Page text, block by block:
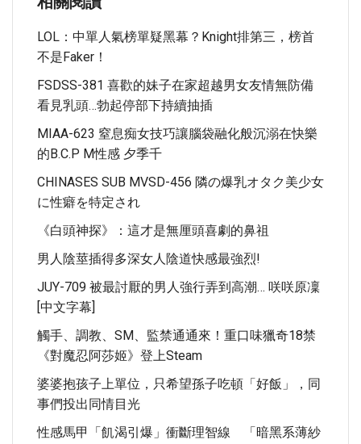
LOL：中單人氣榜單疑黑幕？Knight排第三，榜首
不是Faker！
FSDSS-381 喜歡的妹子在家超越男女友情無防備
看見乳頭…勃起停部下持續抽插
MIAA-623 窒息痴女技巧讓腦袋融化般沉溺在快樂
的B.C.P M性感 夕季千
CHINASES SUB MVSD-456 隣の爆乳オタク美少女
に性癖を特定され
《白頭神探》：這才是無厘頭喜劇的鼻祖
男​人​陰莖插​得​多​深​女​人​陰道快​感​最​強​烈!
JUY-709 被最討厭的男人強行弄到高潮… 咲咲原凜
[中文字幕]
觸手、調教、SM、監禁通通來！重口味獵奇18禁
《對魔忍阿莎姬》登上Steam
婆婆抱孩子上單位，只希望孫子吃頓「好飯」，同
事們投出同情目光
性感馬甲「飢渴引爆」衝斷理智線 「暗黑系薄紗